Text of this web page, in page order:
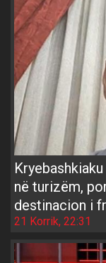
në turizëm,
destinacion i
21 Korrik, 22:31